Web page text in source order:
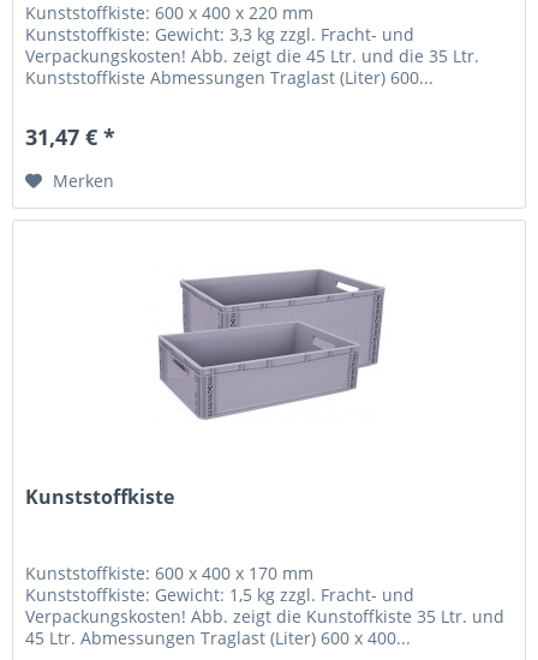
Kunststoffkiste: 600 x 400 x 220 mm
Kunststoffkiste: Gewicht: 3,3 kg zzgl. Fracht- und
Verpackungskosten! Abb. zeigt die 45 Ltr. und die 35 Ltr.
Kunststoffkiste Abmessungen Traglast (Liter) 600...
31,47 € *
Merken
Kunststoffkiste
Kunststoffkiste: 600 x 400 x 170 mm
Kunststoffkiste: Gewicht: 1,5 kg zzgl. Fracht- und
Verpackungskosten! Abb. zeigt die Kunstoffkiste 35 Ltr. und
45 Ltr. Abmessungen Traglast (Liter) 600 x 400...